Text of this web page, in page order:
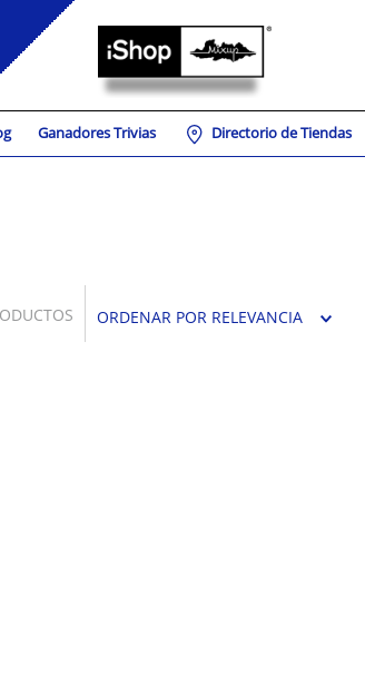
Ganadores Trivias Directorio de Tiendas
ORDENAR POR RELEVANCIA